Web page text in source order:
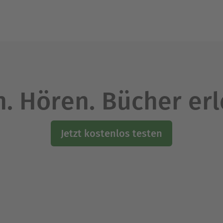
Hören. Bücher
Jetzt kostenlos testen